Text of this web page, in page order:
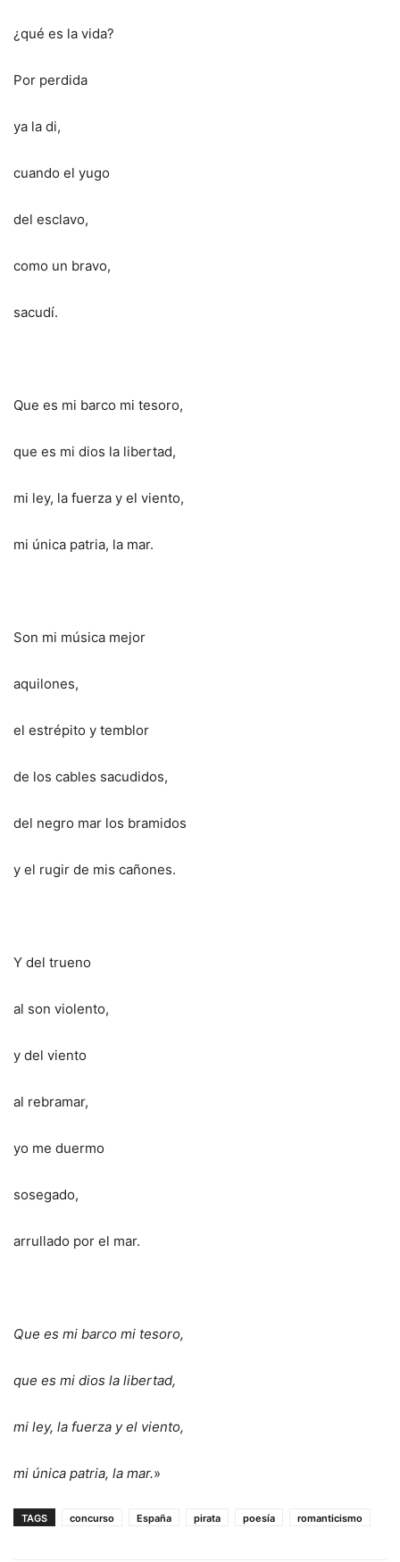
¿qué es la vida?
Por perdida
ya la di,
cuando el yugo
del esclavo,
como un bravo,
sacudí.
Que es mi barco mi tesoro,
que es mi dios la libertad,
mi ley, la fuerza y el viento,
mi única patria, la mar.
Son mi música mejor
aquilones,
el estrépito y temblor
de los cables sacudidos,
del negro mar los bramidos
y el rugir de mis cañones.
Y del trueno
al son violento,
y del viento
al rebramar,
yo me duermo
sosegado,
arrullado por el mar.
Que es mi barco mi tesoro,
que es mi dios la libertad,
mi ley, la fuerza y el viento,
mi única patria, la mar.»
TAGS concurso España pirata poesía romanticismo